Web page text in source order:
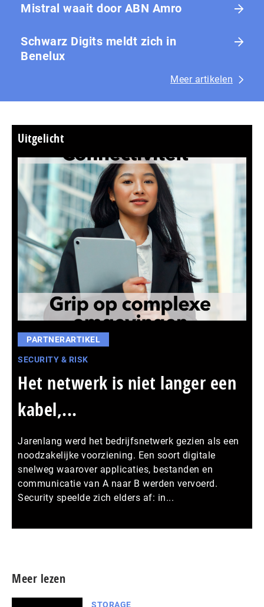
Mistral waait door ABN Amro
Schwarz Digits meldt zich in
Benelux
Meer artikelen
Uitgelicht
PARTNERARTIKEL
SECURITY & RISK
Het netwerk is niet langer een
kabel,...
Jarenlang werd het bedrijfsnetwerk gezien als een
noodzakelijke voorziening. Een soort digitale
snelweg waarover applicaties, bestanden en
communicatie van A naar B werden vervoerd.
Security speelde zich elders af: in...
Meer lezen
STORAGE